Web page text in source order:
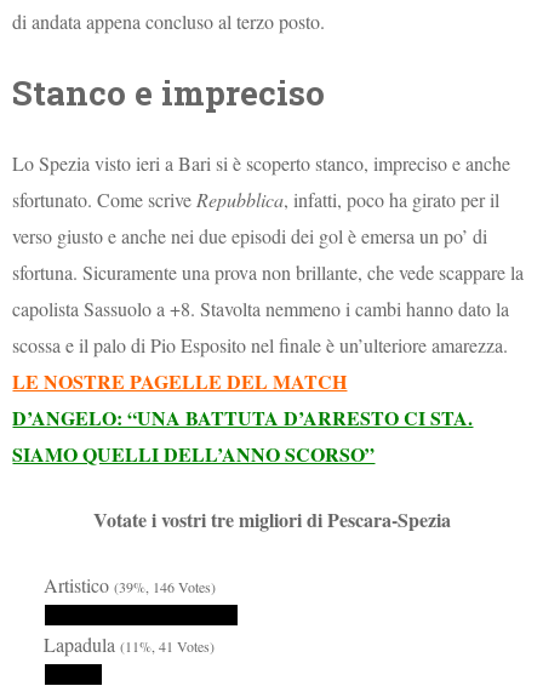
di andata appena concluso al terzo posto.
Stanco e impreciso
Lo Spezia visto ieri a Bari si è scoperto stanco, impreciso e anche
sfortunato. Come scrive Repubblica, infatti, poco ha girato per il
verso giusto e anche nei due episodi dei gol è emersa un po’ di
sfortuna. Sicuramente una prova non brillante, che vede scappare la
capolista Sassuolo a +8. Stavolta nemmeno i cambi hanno dato la
scossa e il palo di Pio Esposito nel finale è un’ulteriore amarezza.
LE NOSTRE PAGELLE DEL MATCH
D’ANGELO: “UNA BATTUTA D’ARRESTO CI STA.
SIAMO QUELLI DELL’ANNO SCORSO”
Votate i vostri tre migliori di Pescara-Spezia
Artistico(39%, 146 Votes)
Lapadula(11%, 41 Votes)